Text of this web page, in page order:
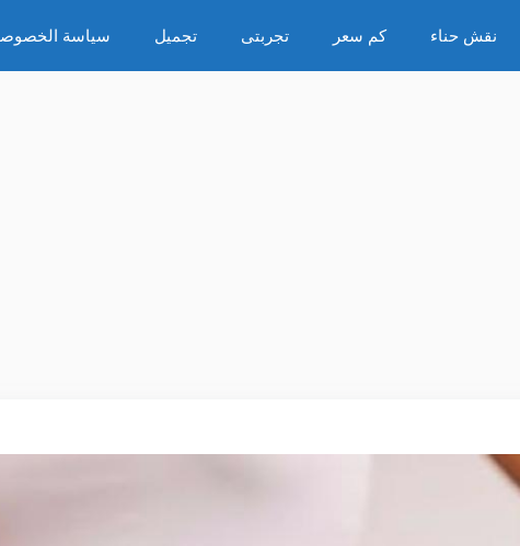
نقش حناء كم سعر تجربتى تجميل سياسة